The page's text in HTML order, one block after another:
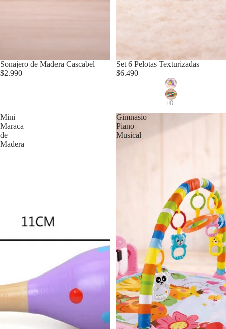
Agotado
Sonajero de Madera Cascabel
$2.990
Set 6 Pelotas Texturizadas
$6.490
Mini
Maraca
de
Madera
Gimnasio
Piano
Musical